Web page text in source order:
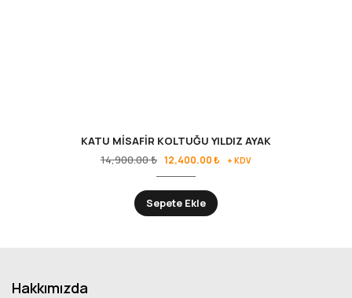
KATU MİSAFİR KOLTUĞU YILDIZ AYAK
14,900.00₺ 12,400.00₺ + KDV
Sepete Ekle
Hakkımızda